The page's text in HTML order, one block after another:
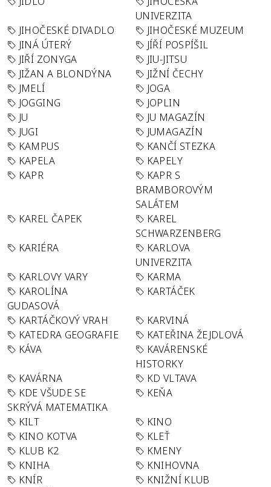
UNIVERZITA
JIHOČESKÉ DIVADLO
JIHOČESKÉ MUZEUM
JINÁ ÚTERÝ
JÍŘÍ POSPÍŠIL
JIŘÍ ZONYGA
JIU-JITSU
JIŽAN A BLONDÝNA
JIŽNÍ ČECHY
JMELÍ
JOGA
JOGGING
JOPLIN
JU
JU MAGAZÍN
JUGI
JUMAGAZÍN
KAMPUS
KANČÍ STEZKA
KAPELA
KAPELY
KAPR
KAPR S
BRAMBOROVÝM
SALÁTEM
KAREL ČAPEK
KAREL
SCHWARZENBERG
KARIÉRA
KARLOVA
UNIVERZITA
KARLOVY VARY
KARMA
KAROLÍNA
GUDASOVÁ
KARTÁČEK
KARTÁČKOVÝ VRAH
KARVINÁ
KATEDRA GEOGRAFIE
KATEŘINA ŽEJDLOVÁ
KÁVA
KAVÁRENSKÉ
HISTORKY
KAVÁRNA
KD VLTAVA
KDE VŠUDE SE
SKRÝVÁ MATEMATIKA
KEŇA
KILT
KINO
KINO KOTVA
KLEŤ
KLUB K2
KMENY
KNIHA
KNIHOVNA
KNÍR
KNIŽNÍ KLUB